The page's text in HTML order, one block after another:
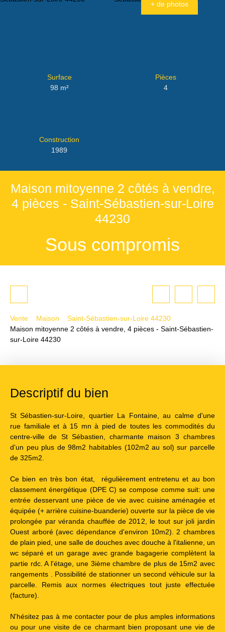
+ de photos
Surface
98 m²
Pièces
4
Construction
1989
Maison mitoyenne 2 côtés à vendre,
4 pièces - Saint-Sébastien-sur-Loire
44230
Sous compromis
Vente Maison
Saint-Sébastien-sur-Loire 44230
Maison mitoyenne 2 côtés à vendre, 4 pièces - Saint-Sébastien-
sur-Loire 44230
Descriptif du bien
St Sébastien-sur-Loire, quartier La Fontaine, au calme d'une
rue familiale et à 15 mn à pied de toutes les commodités du
centre-ville de St Sébastien, charmante maison 3 chambres
d'un peu plus de 98m2 habitables (102m2 au sol) sur parcelle
de 325m2.
Ce bien en très bon état, régulièrement entretenu et au bon
classement énergétique (DPE C) se compose comme suit: une
entrée desservant une pièce de vie avec cuisine aménagée et
équipée (+ arrière cuisine-buanderie) ouverte sur la pièce de vie
prolongée par véranda chauffée de 2012, le tout sur joli jardin
Ouest arboré (avec dépendance d'environ 10m2). 2 chambres
de plain pied, une salle de douches avec douche à l'italienne, un
wc séparé et un garage avec grande bagagerie complètent la
partie rdc. A l'étage, une 3ième chambre de plus de 15m2 avec
rangements . Possibilité de stationner un second véhicule sur la
parcelle. Remis aux normes électriques tout juste effectuée
(facture).
N'hésitez pas à me contacter pour de plus amples informations
ou pour une visite de ce charmant bien proposant une vie de